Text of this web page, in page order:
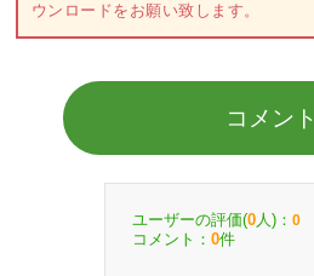
ウンロードをお願い致します。
コメント
ユーザーの評価(0 人)： 0
コメント： 0件